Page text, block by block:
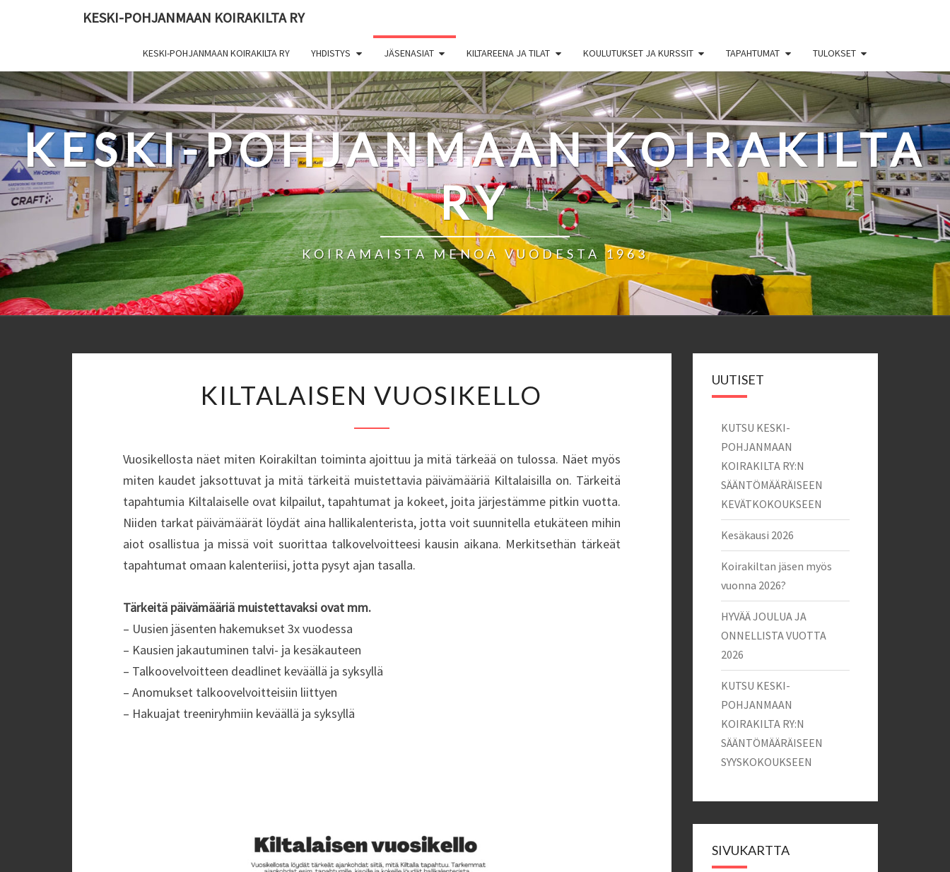
KESKI-POHJANMAAN KOIRAKILTA RY
KESKI-POHJANMAAN KOIRAKILTA RY YHDISTYS JÄSENASIAT KILTAREENA JA TILAT KOULUTUKSET JA KURSSIT TAPAHTUMAT TULOKSET
KESKI-POHJANMAAN KOIRAKILTA
RY
KOIRAMAISTA MENOA VUODESTA 1963
VUOSIKELLO
KILTALAISEN VUOSIKELLO
Vuosikellosta näet miten Koirakiltan toiminta ajoittuu ja mitä tärkeää on tulossa. Näet myös
miten kaudet jaksottuvat ja mitä tärkeitä muistettavia päivämääriä Kiltalaisilla on. Tärkeitä
tapahtumia Kiltalaiselle ovat kilpailut, tapahtumat ja kokeet, joita järjestämme pitkin vuotta.
Niiden tarkat päivämäärät löydät aina hallikalenterista, jotta voit suunnitella etukäteen mihin
aiot osallistua ja missä voit suorittaa talkovelvoitteesi kausin aikana. Merkitsethän tärkeät
tapahtumat omaan kalenteriisi, jotta pysyt ajan tasalla.
Tärkeitä päivämääriä muistettavaksi ovat mm.
– Uusien jäsenten hakemukset 3x vuodessa
– Kausien jakautuminen talvi- ja kesäkauteen
– Talkoovelvoitteen deadlinet keväällä ja syksyllä
– Anomukset talkoovelvoitteisiin liittyen
– Hakuajat treeniryhmiin keväällä ja syksyllä
UUTISET
KUTSU KESKI-
POHJANMAAN
KOIRAKILTA RY:N
SÄÄNTÖMÄÄRÄISEEN
KEVÄTKOKOUKSEEN
Kesäkausi 2026
Koirakiltan jäsen myös
vuonna 2026?
HYVÄÄ JOULUA JA
ONNELLISTA VUOTTA
2026
KUTSU KESKI-
POHJANMAAN
KOIRAKILTA RY:N
SÄÄNTÖMÄÄRÄISEEN
SYYSKOKOUKSEEN
SIVUKARTTA